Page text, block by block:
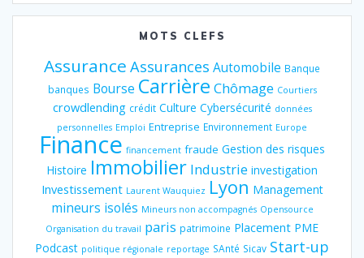
MOTS CLEFS
Assurance Assurances Automobile Banque
banques Bourse Carrière Chômage Courtiers
crowdlending crédit Culture Cybersécurité données
personnelles Emploi Entreprise Environnement Europe
Finance financement fraude Gestion des risques
Histoire Immobilier Industrie investigation
Investissement Laurent Wauquiez Lyon Management
mineurs isolés Mineurs non accompagnés Opensource
Organisation du travail paris patrimoine Placement PME
Podcast politique régionale reportage SAnté Sicav Start-up